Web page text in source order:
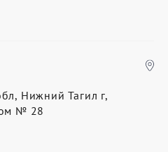
Нижний Тагил г,
№ 28